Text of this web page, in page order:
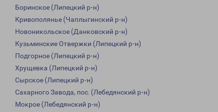
Боринское (Липецкий р-н)
Кривополянье (Чаплыгинский р-н)
Новоникольское (Данковский р-н)
Кузьминские Отвержки (Липецкий р-н)
Подгорное (Липецкий р-н)
Хрущевка (Липецкий р-н)
Сырское (Липецкий р-н)
Сахарного Завода, пос. (Лебедянский р-н)
Мокрое (Лебедянский р-н)